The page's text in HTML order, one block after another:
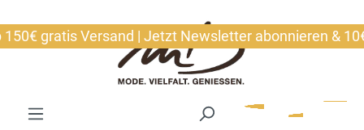
gratis Versand | Jetzt Newsletter abonnieren & 10€